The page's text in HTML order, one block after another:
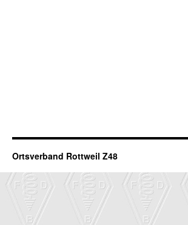
Ortsverband Rottweil Z48